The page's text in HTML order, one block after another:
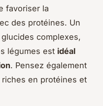
favoriser la
des protéines. Un
complexes,
légumes est idéal
. Pensez également
en protéines et